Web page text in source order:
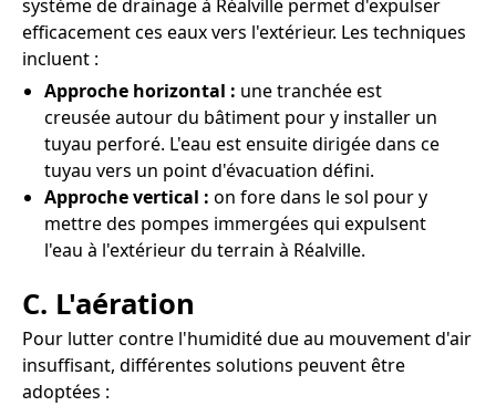
système de drainage à Réalville permet d'expulser
efficacement ces eaux vers l'extérieur. Les techniques
incluent :
Approche horizontal : une tranchée est
creusée autour du bâtiment pour y installer un
tuyau perforé. L'eau est ensuite dirigée dans ce
tuyau vers un point d'évacuation défini.
Approche vertical : on fore dans le sol pour y
mettre des pompes immergées qui expulsent
l'eau à l'extérieur du terrain à Réalville.
C. L'aération
Pour lutter contre l'humidité due au mouvement d'air
insuffisant, différentes solutions peuvent être
adoptées :